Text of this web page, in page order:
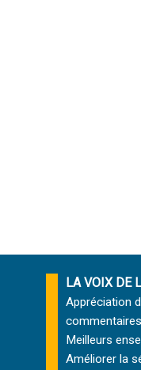
LA VOIX DE
Appréciation
commentaires
Meilleurs
Améliorer la